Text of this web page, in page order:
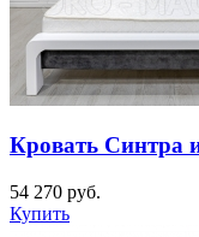
Кровать Синтра
54 270 руб.
Купить